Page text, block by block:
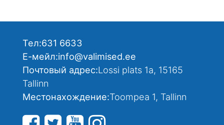
Тел:631 6633
Е-мейл:info@valimised.ee
Почтовый адрес:Lossi plats 1a, 15165
Tallinn
Местонахождение:Toompea 1, Tallinn